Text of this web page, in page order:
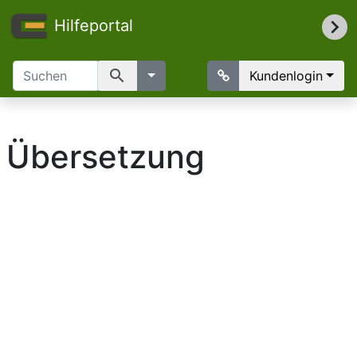
Hilfeportal
search Kundenlogin
Übersetzung